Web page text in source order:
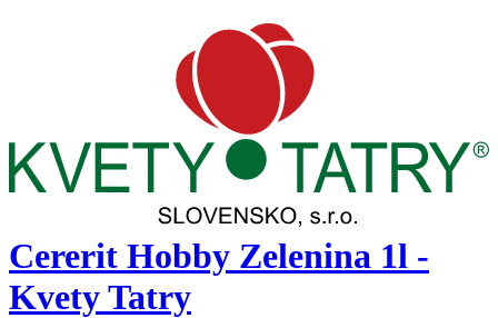
Cererit Hobby Zelenina 1l -
Kvety Tatry